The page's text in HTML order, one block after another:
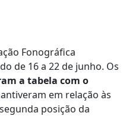
Fonográfica
de 16 a 22 de junho. Os
a tabela com o
em relação às
posição da